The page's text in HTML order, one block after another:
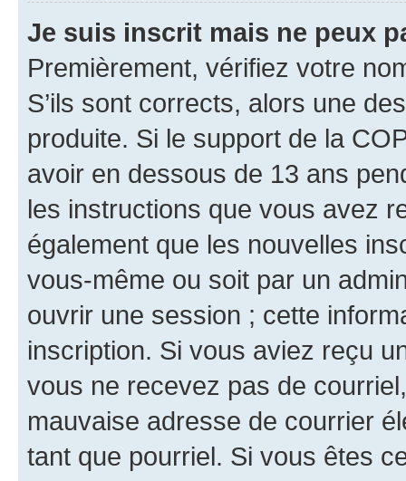
Je suis inscrit mais ne peux
Premièrement, vérifiez votre
S’ils sont corrects, alors une
produite. Si le support de la
avoir en dessous de 13 ans
les instructions que vous avez
également que les nouvelles
vous-même ou soit par un
ouvrir une session ; cette
inscription. Si vous aviez reçu
vous ne recevez pas de
mauvaise adresse de courrier
tant que pourriel. Si vous êtes